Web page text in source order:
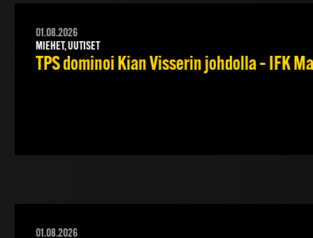
01.08.2026
MIEHET, UUTISET
TPS dominoi Kian Visserin johdolla – IFK
01.08.2026